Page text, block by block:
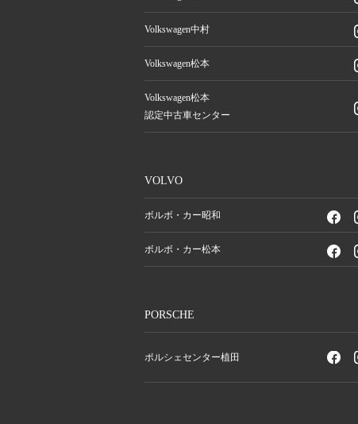
Volkswagen中村
Volkswagen松本
Volkswagen松本
認定中古車センター
VOLVO
ボルボ・カー昭和
ボルボ・カー松本
PORSCHE
ポルシェセンター植田